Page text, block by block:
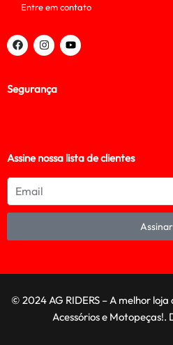
Entre em contato
Segurança
Assine nossa lista de clientes
Assinar
© 2024 AG RIDERS – A melhor
Acessórios e Motopeças!.